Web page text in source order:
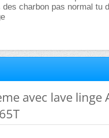
des charbon pas normal tu
avec lave